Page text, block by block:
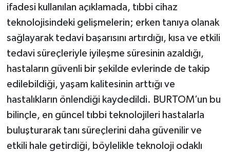
ifadesi kullanılan açıklamada, tıbbi cihaz
teknolojisindeki gelişmelerin; erken tanıya olanak
sağlayarak tedavi başarısını artırdığı, kısa ve etkili
tedavi süreçleriyle iyileşme süresinin azaldığı,
hastaların güvenli bir şekilde evlerinde de takip
edilebildiği, yaşam kalitesinin arttığı ve
hastalıkların önlendiği kaydedildi. BURTOM’un bu
bilinçle, en güncel tıbbi teknolojileri hastalarla
buluşturarak tanı süreçlerini daha güvenilir ve
etkili hale getirdiği, böylelikle teknoloji odaklı